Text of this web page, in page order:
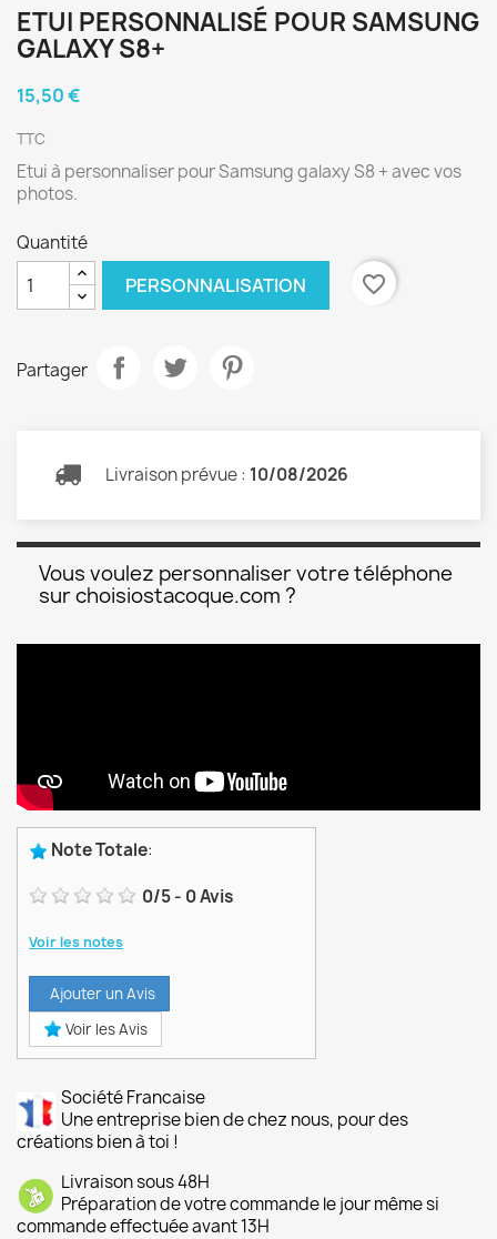
ETUI PERSONNALISÉ POUR SAMSUNG
GALAXY S8+
15,50 €
TTC
Etui à personnaliser pour Samsung galaxy S8 + avec vos
photos.
Quantité
PERSONNALISATION favorite_border
Partager
Livraison prévue : 10/08/2026
Vous voulez personnaliser votre téléphone
sur choisiostacoque.com ?
Note Totale:
0/5- 0Avis
Voir les notes
Ajouter un Avis
Voir les Avis
Société Francaise
Une entreprise bien de chez nous, pour des
créations bien à toi !
Livraison sous 48H
Préparation de votre commande le jour même si
commande effectuée avant 13H